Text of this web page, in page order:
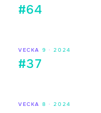
#64
VECKA 9 · 2024
#37
VECKA 8 · 2024